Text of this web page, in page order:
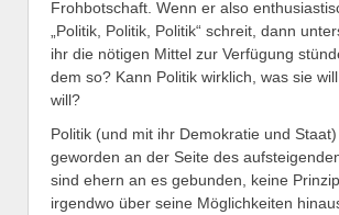
Frohbotschaft. Wenn er also
„Politik, Politik, Politik“ schreit, dann
ihr die nötigen Mittel zur Verfügung
dem so? Kann Politik wirklich, was sie
will?
Politik (und mit ihr Demokratie und
geworden an der Seite des
sind ehern an es gebunden, keine
irgendwo über seine Möglichkeiten